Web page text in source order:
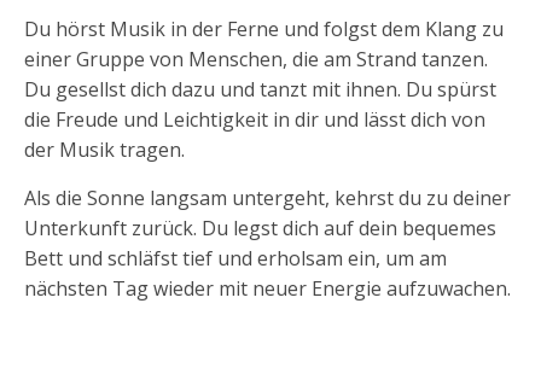
Du hörst Musik in der Ferne und folgst dem Klang zu
einer Gruppe von Menschen, die am Strand tanzen.
Du gesellst dich dazu und tanzt mit ihnen. Du spürst
die Freude und Leichtigkeit in dir und lässt dich von
der Musik tragen.
Als die Sonne langsam untergeht, kehrst du zu deiner
Unterkunft zurück. Du legst dich auf dein bequemes
Bett und schläfst tief und erholsam ein, um am
nächsten Tag wieder mit neuer Energie aufzuwachen.